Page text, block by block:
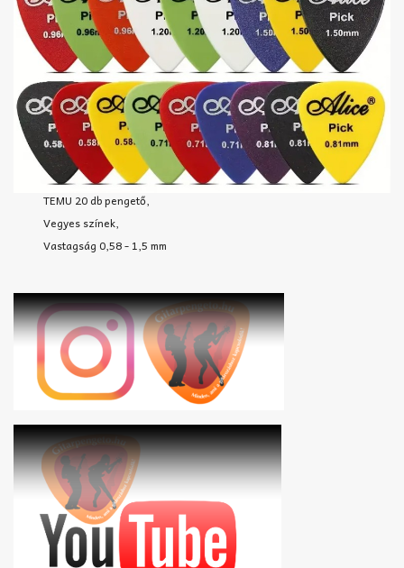
TEMU 20 db pengető,
Vegyes színek,
Vastagság 0,58 - 1,5 mm